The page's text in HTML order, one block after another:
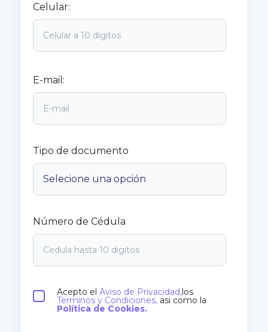
Celular:
E-mail:
Tipo de documento
Número de Cédula
Acepto el Aviso de Privacidad,los
Terminos y Condiciones, asi como la
Política de Cookies.